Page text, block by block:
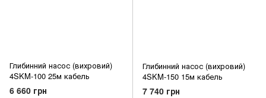
Глибинний насос (вихровий)
4SKM-100 25м кабель
6 660 грн
Глибинний насос (вихровий)
4SKM-150 15м кабель
7 740 грн